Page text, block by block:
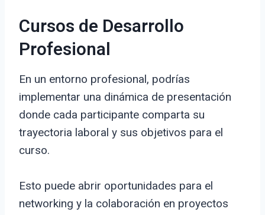
Cursos de Desarrollo
Profesional
En un entorno profesional, podrías
implementar una dinámica de presentación
donde cada participante comparta su
trayectoria laboral y sus objetivos para el
curso.
Esto puede abrir oportunidades para el
networking y la colaboración en proyectos